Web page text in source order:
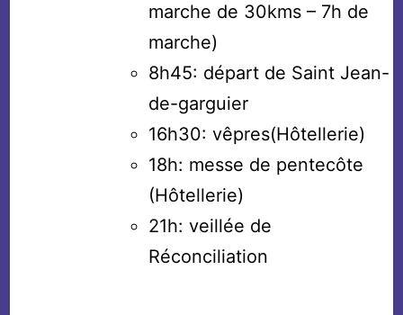
marche de 30kms – 7h de
marche)
8h45: départ de Saint Jean-
de-garguier
16h30: vêpres(Hôtellerie)
18h: messe de pentecôte
(Hôtellerie)
21h: veillée de
Réconciliation